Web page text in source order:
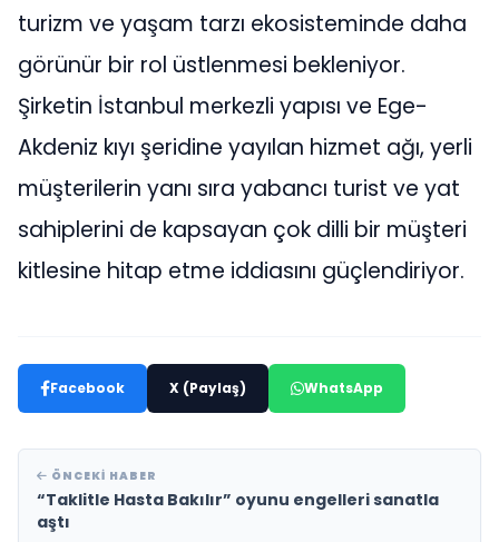
turizm ve yaşam tarzı ekosisteminde daha
görünür bir rol üstlenmesi bekleniyor.
Şirketin İstanbul merkezli yapısı ve Ege-
Akdeniz kıyı şeridine yayılan hizmet ağı, yerli
müşterilerin yanı sıra yabancı turist ve yat
sahiplerini de kapsayan çok dilli bir müşteri
kitlesine hitap etme iddiasını güçlendiriyor.
Facebook X (Paylaş) WhatsApp
ÖNCEKI HABER
“Taklitle Hasta Bakılır” oyunu engelleri sanatla
aştı